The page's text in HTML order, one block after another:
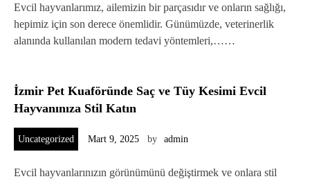
Evcil hayvanlarımız, ailemizin bir parçasıdır ve onların sağlığı,
hepimiz için son derece önemlidir. Günümüzde, veterinerlik
alanında kullanılan modern tedavi yöntemleri,……
İzmir Pet Kuaföründe Saç ve Tüy Kesimi Evcil
Hayvanınıza Stil Katın
Uncategorized Mart 9, 2025 by admin
Evcil hayvanlarınızın görünümünü değiştirmek ve onlara stil